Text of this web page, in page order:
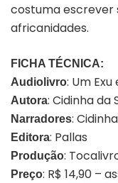
costuma escrever
africanidades.
FICHA TÉCNICA:
Audiolivro: Um
Autora: Cidinha da
Narradores:
Editora: Pallas
Produção:
Preço: R$ 14,90 –